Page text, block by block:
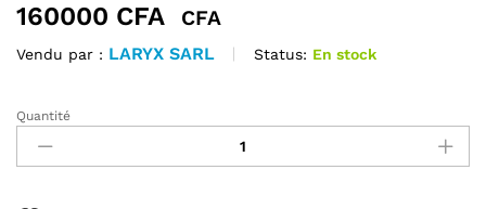
160000 CFA CFA
Vendu par : LARYX SARL Status: En stock
Violon
quantité
Quantité